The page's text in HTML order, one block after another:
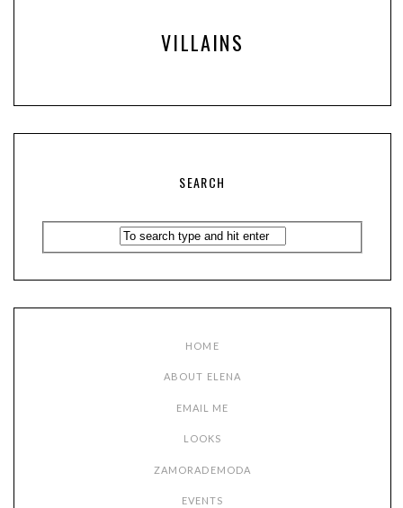
VILLAINS
SEARCH
HOME
ABOUT ELENA
EMAIL ME
LOOKS
ZAMORADEMODA
EVENTS